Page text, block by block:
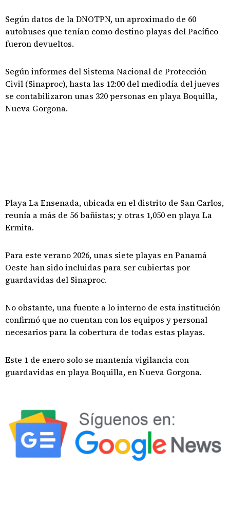
Según datos de la DNOTPN, un aproximado de 60
autobuses que tenían como destino playas del Pacífico
fueron devueltos.
Según informes del Sistema Nacional de Protección
Civil (Sinaproc), hasta las 12:00 del mediodía del jueves
se contabilizaron unas 320 personas en playa Boquilla,
Nueva Gorgona.
Playa La Ensenada, ubicada en el distrito de San Carlos,
reunía a más de 56 bañistas; y otras 1,050 en playa La
Ermita.
Para este verano 2026, unas siete playas en Panamá
Oeste han sido incluidas para ser cubiertas por
guardavidas del Sinaproc.
No obstante, una fuente a lo interno de esta institución
confirmó que no cuentan con los equipos y personal
necesarios para la cobertura de todas estas playas.
Este 1 de enero solo se mantenía vigilancia con
guardavidas en playa Boquilla, en Nueva Gorgona.